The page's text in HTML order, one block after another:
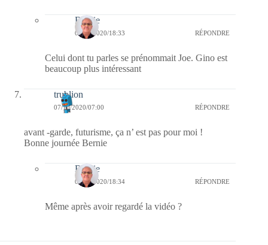
Bernie
07/10/2020/18:33 RÉPONDRE
Celui dont tu parles se prénommait Joe. Gino est
beaucoup plus intéressant
trublion
07/10/2020/07:00 RÉPONDRE
avant -garde, futurisme, ça n’ est pas pour moi !
Bonne journée Bernie
Bernie
07/10/2020/18:34 RÉPONDRE
Même après avoir regardé la vidéo ?